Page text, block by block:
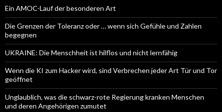
Ein AMOC-Lauf der besonderen Art
Die Grenzen der Toleranz oder … wenn sich Gefühle und Zahlen
begegnen
UKRAINE: Die Menschheit ist hilflos und nicht lernfähig
Wenn die KI zum Hacker wird, sind Verbrechen jeder Art Tür und Tor
geöffnet
Unglaublich, was die schwarz-rote Regierung kranken Menschen
und deren Angehörigen zumutet